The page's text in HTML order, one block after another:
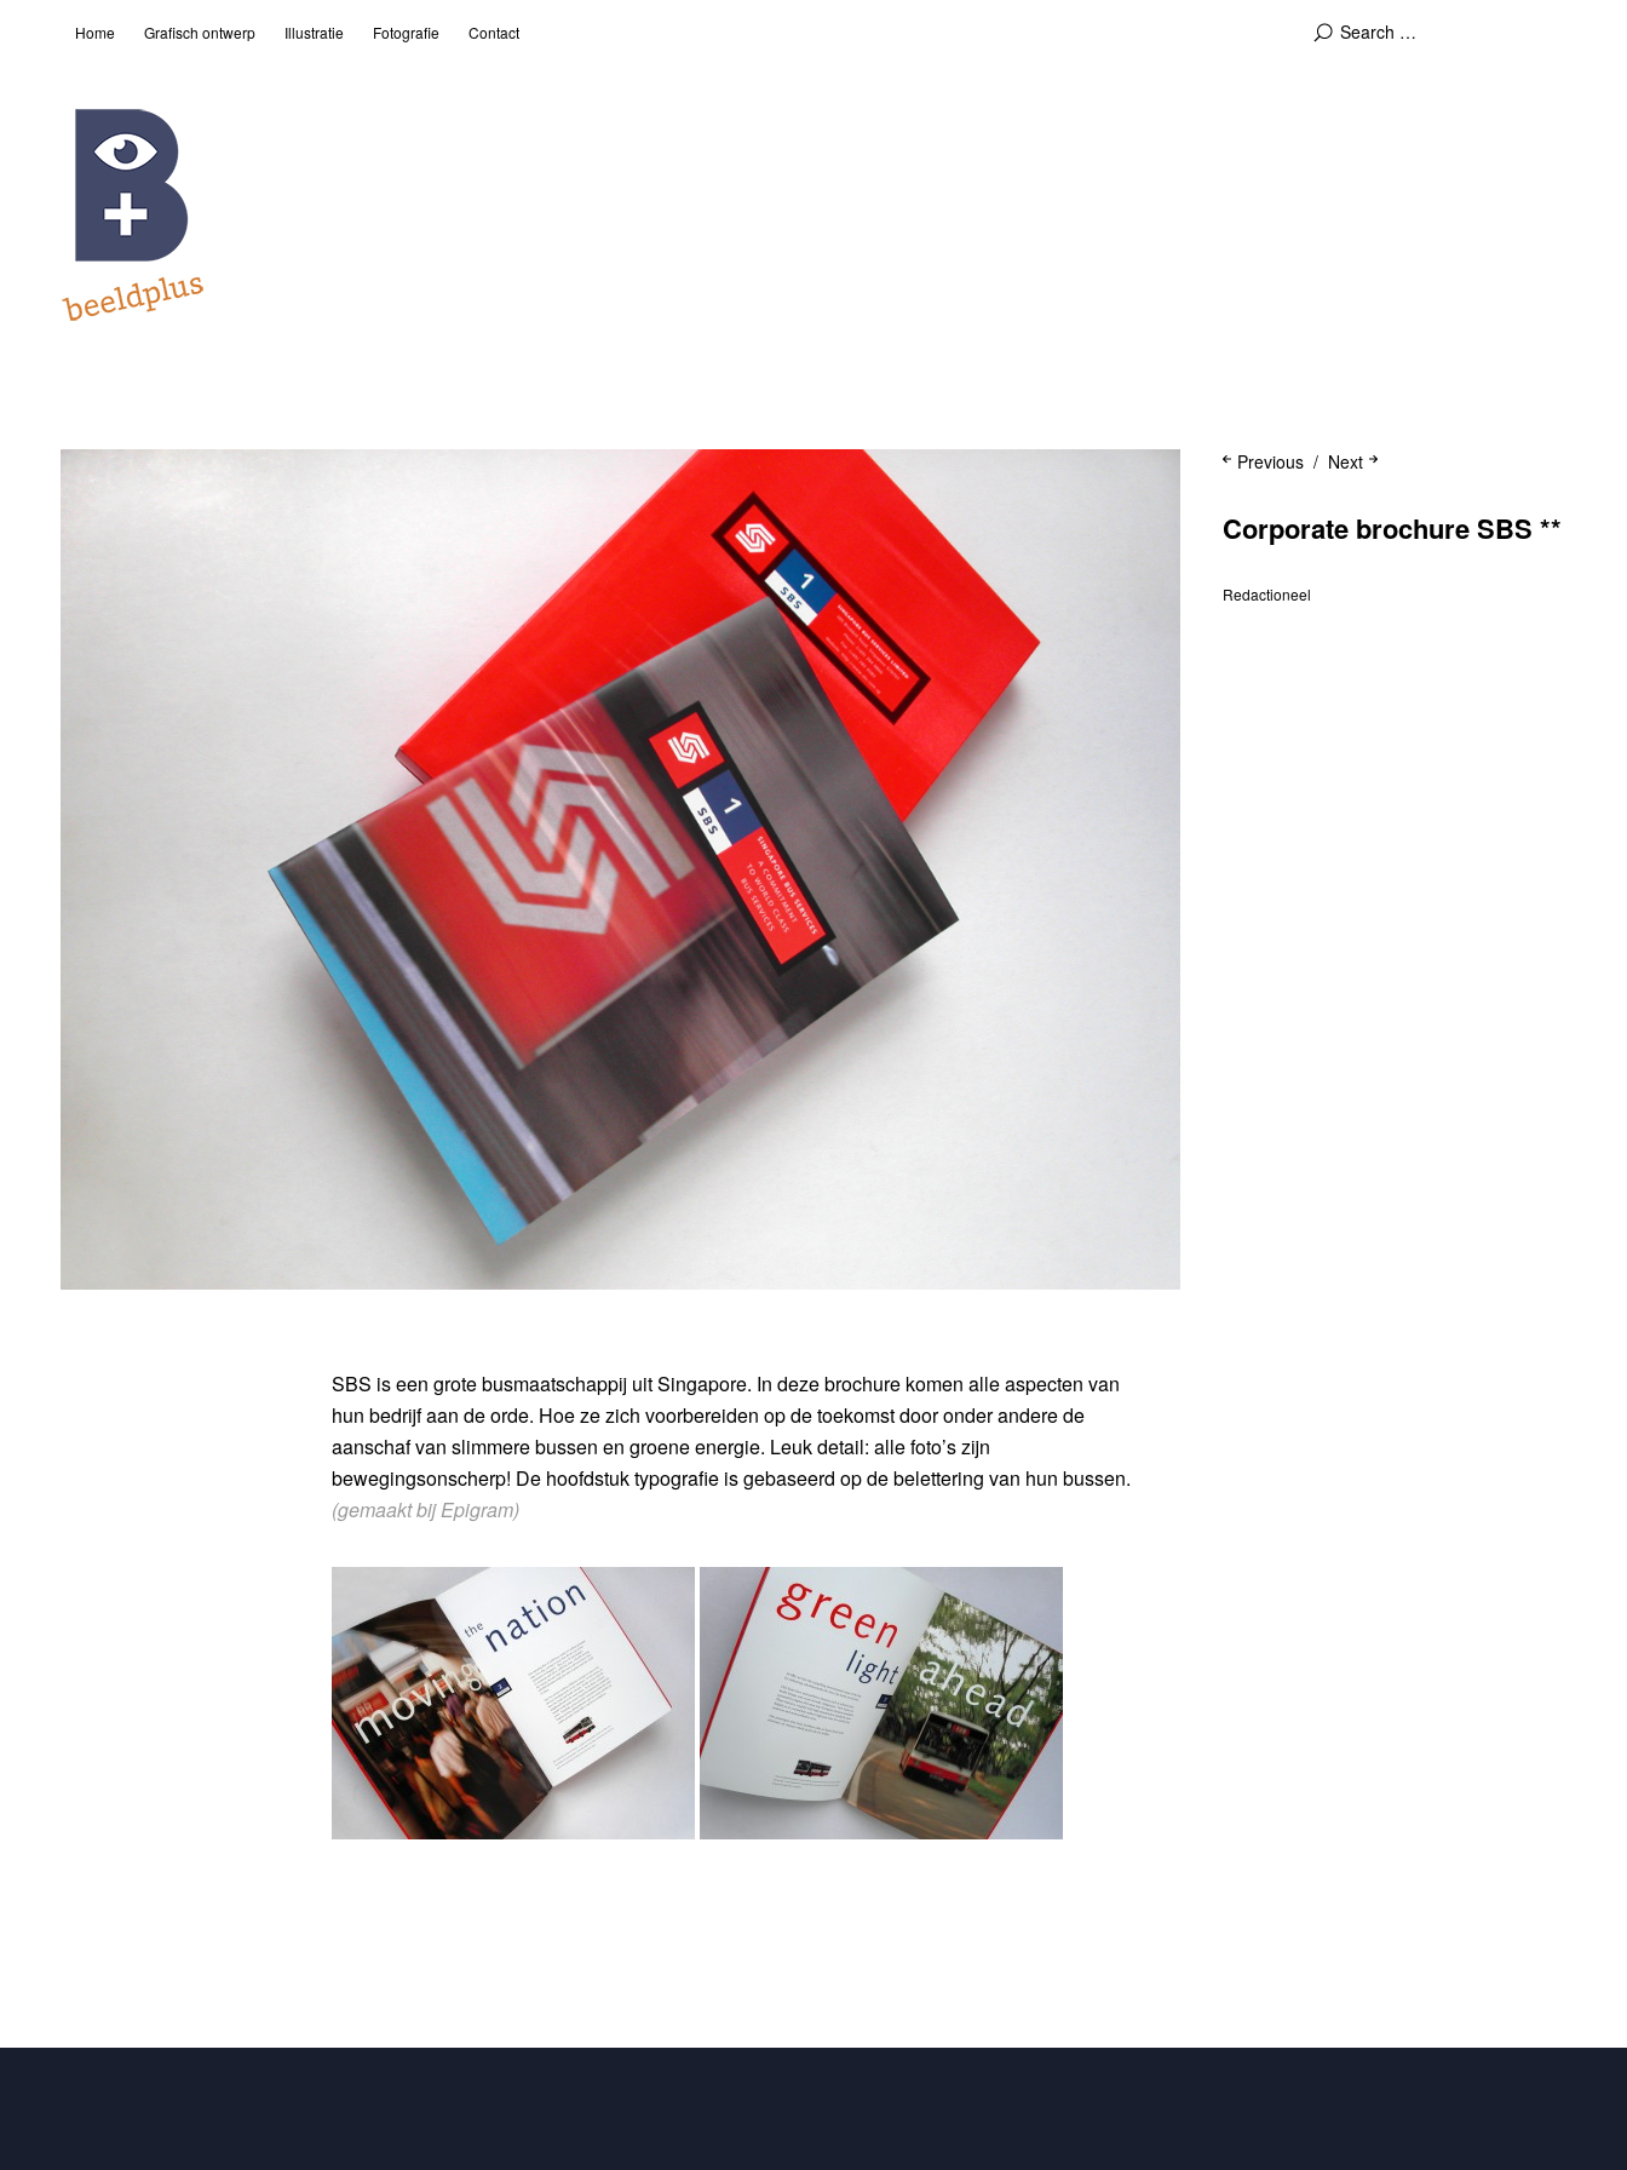
Home Grafisch ontwerp Illustratie Fotografie Contact
Next
Previous
Corporate brochure SBS **
Redactioneel
SBS is een grote busmaatschappij uit Singapore. In deze brochure komen alle aspecten van
hun bedrijf aan de orde. Hoe ze zich voorbereiden op de toekomst door onder andere de
aanschaf van slimmere bussen en groene energie. Leuk detail: alle foto’s zijn
bewegingsonscherp! De hoofdstuk typografie is gebaseerd op de belettering van hun bussen.
(gemaakt bij Epigram)